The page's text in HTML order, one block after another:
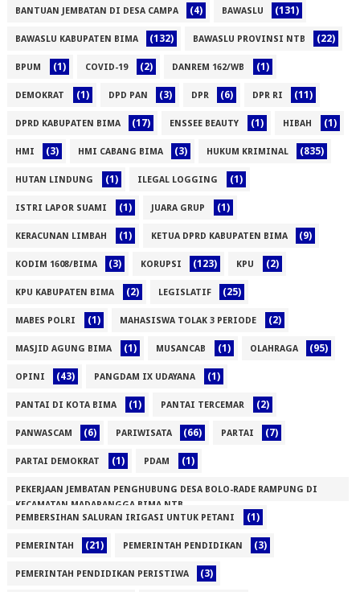
BANTUAN JEMBATAN DI DESA CAMPA (4) BAWASLU (131)
BAWASLU KABUPATEN BIMA (132) BAWASLU PROVINSI NTB (22)
BPUM (1) COVID-19 (2) DANREM 162/WB (1)
DEMOKRAT (1) DPD PAN (3) DPR (6) DPR RI (11)
DPRD KABUPATEN BIMA (17) ENSSEE BEAUTY (1) HIBAH (1)
HMI (3) HMI CABANG BIMA (3) HUKUM KRIMINAL (835)
HUTAN LINDUNG (1) ILEGAL LOGGING (1)
ISTRI LAPOR SUAMI (1) JUARA GRUP (1)
KERACUNAN LIMBAH (1) KETUA DPRD KABUPATEN BIMA (9)
KODIM 1608/BIMA (3) KORUPSI (123) KPU (2)
KPU KABUPATEN BIMA (2) LEGISLATIF (25)
MABES POLRI (1) MAHASISWA TOLAK 3 PERIODE (2)
MASJID AGUNG BIMA (1) MUSANCAB (1) OLAHRAGA (95)
OPINI (43) PANGDAM IX UDAYANA (1)
PANTAI DI KOTA BIMA (1) PANTAI TERCEMAR (2)
PANWASCAM (6) PARIWISATA (66) PARTAI (7)
PARTAI DEMOKRAT (1) PDAM (1)
PEKERJAAN JEMBATAN PENGHUBUNG DESA BOLO-RADE RAMPUNG DI
KECAMATAN MADAPANGGA BIMA NTB
(1)PEMBERSIHAN SALURAN IRIGASI UNTUK PETANI (1)
PEMERINTAH (21) PEMERINTAH PENDIDIKAN (3)
PEMERINTAH PENDIDIKAN PERISTIWA (3)